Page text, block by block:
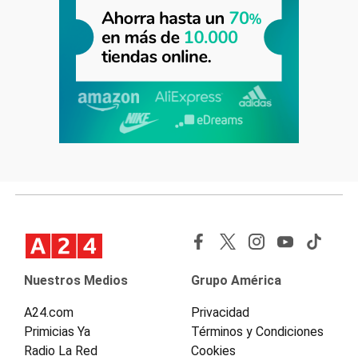
Nuestros Medios
A24.com
Primicias Ya
Radio La Red
Grupo América
Privacidad
Términos y Condiciones
Cookies